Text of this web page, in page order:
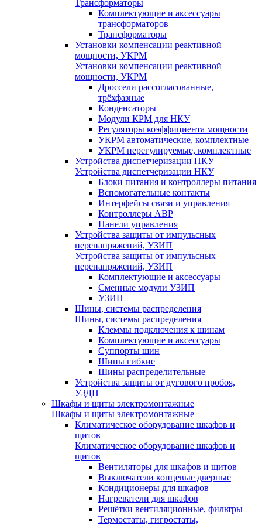
Трансформаторы
Комплектующие и аксессуары
трансформаторов
Трансформаторы
Установки компенсации реактивной
мощности, УКРМ
Установки компенсации реактивной
мощности, УКРМ
Дроссели рассогласованные,
трёхфазные
Конденсаторы
Модули КРМ для НКУ
Регуляторы коэффициента мощности
УКРМ автоматические, комплектные
УКРМ нерегулируемые, комплектные
Устройства диспетчеризации НКУ
Устройства диспетчеризации НКУ
Блоки питания и контроллеры питания
Вспомогательные контакты
Интерфейсы связи и управления
Контроллеры АВР
Панели управления
Устройства защиты от импульсных
перенапряжений, УЗИП
Устройства защиты от импульсных
перенапряжений, УЗИП
Комплектующие и аксессуары
Сменные модули УЗИП
УЗИП
Шины, системы распределения
Шины, системы распределения
Клеммы подключения к шинам
Комплектующие и аксессуары
Суппорты шин
Шины гибкие
Шины распределительные
Устройства защиты от дугового пробоя,
УЗДП
Шкафы и щиты электромонтажные
Шкафы и щиты электромонтажные
Климатическое оборудование шкафов и
щитов
Климатическое оборудование шкафов и
щитов
Вентиляторы для шкафов и щитов
Выключатели концевые дверные
Кондиционеры для шкафов
Нагреватели для шкафов
Решётки вентиляционные, фильтры
Термостаты, гигростаты,